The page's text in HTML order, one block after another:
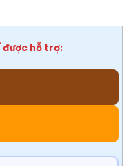
được hỗ trợ: